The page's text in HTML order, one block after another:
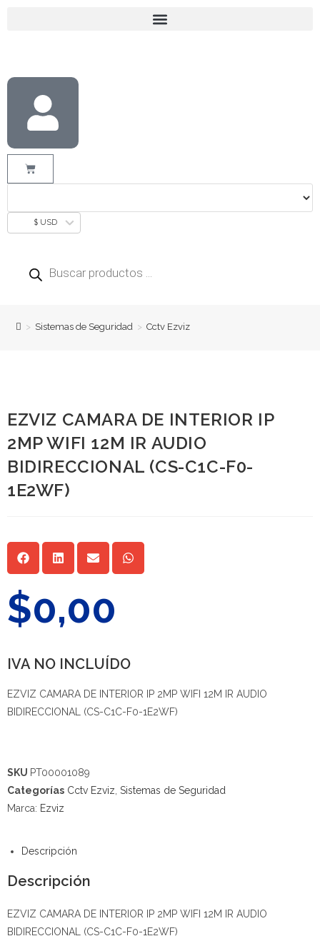
$ USD
> Sistemas de Seguridad > Cctv Ezviz
EZVIZ CAMARA DE INTERIOR IP
2MP WIFI 12M IR AUDIO
BIDIRECCIONAL (CS-C1C-F0-
1E2WF)
$0,00
IVA NO INCLUÍDO
EZVIZ CAMARA DE INTERIOR IP 2MP WIFI 12M IR AUDIO
BIDIRECCIONAL (CS-C1C-F0-1E2WF)
SKU PT00001089
Categorías Cctv Ezviz Sistemas de Seguridad
Marca: Ezviz
Descripción
Descripción
EZVIZ CAMARA DE INTERIOR IP 2MP WIFI 12M IR AUDIO
BIDIRECCIONAL (CS-C1C-F0-1E2WF)